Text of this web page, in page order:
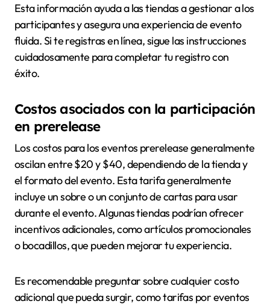
Esta información ayuda a las tiendas a gestionar a los
participantes y asegura una experiencia de evento
fluida. Si te registras en línea, sigue las instrucciones
cuidadosamente para completar tu registro con
éxito.
Costos asociados con la participación
en prerelease
Los costos para los eventos prerelease generalmente
oscilan entre $20 y $40, dependiendo de la tienda y
el formato del evento. Esta tarifa generalmente
incluye un sobre o un conjunto de cartas para usar
durante el evento. Algunas tiendas podrían ofrecer
incentivos adicionales, como artículos promocionales
o bocadillos, que pueden mejorar tu experiencia.
Es recomendable preguntar sobre cualquier costo
adicional que pueda surgir, como tarifas por eventos